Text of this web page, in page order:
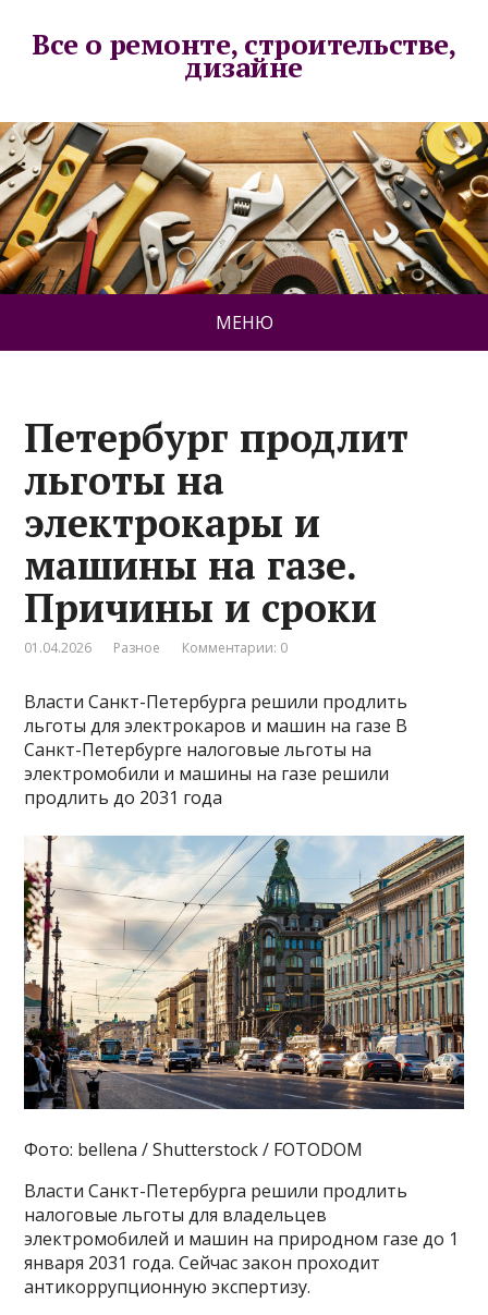
Все о ремонте, строительстве,
дизайне
МЕНЮ
Петербург продлит
льготы на
электрокары и
машины на газе.
Причины и сроки
01.04.2026 Разное Комментарии: 0
Власти Санкт-Петербурга решили продлить
льготы для электрокаров и машин на газе В
Санкт-Петербурге налоговые льготы на
электромобили и машины на газе решили
продлить до 2031 года
Фото: bellena / Shutterstock / FOTODOM
Власти Санкт-Петербурга решили продлить
налоговые льготы для владельцев
электромобилей и машин на природном газе до 1
января 2031 года. Сейчас закон проходит
антикоррупционную экспертизу.